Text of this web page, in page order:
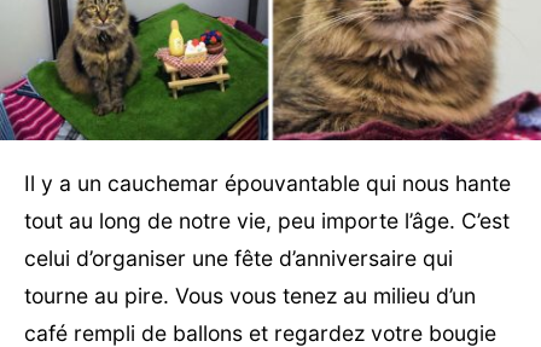
Il y a un cauchemar épouvantable qui nous hante
tout au long de notre vie, peu importe l’âge. C’est
celui d’organiser une fête d’anniversaire qui
tourne au pire. Vous vous tenez au milieu d’un
café rempli de ballons et regardez votre bougie